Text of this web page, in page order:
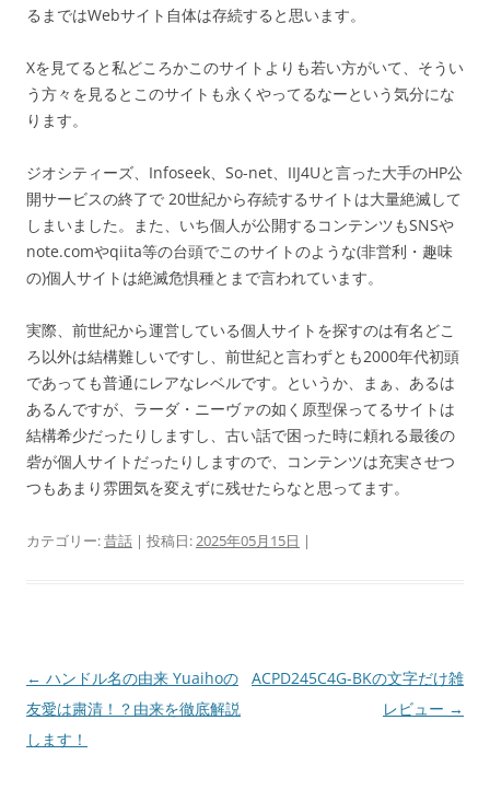
るまではWebサイト自体は存続すると思います。
Xを見てると私どころかこのサイトよりも若い方がいて、そうい
う方々を見るとこのサイトも永くやってるなーという気分にな
ります。
ジオシティーズ、Infoseek、So-net、IIJ4Uと言った大手のHP公
開サービスの終了で 20世紀から存続するサイトは大量絶滅して
しまいました。また、いち個人が公開するコンテンツもSNSや
note.comやqiita等の台頭でこのサイトのような(非営利・趣味
の)個人サイトは絶滅危惧種とまで言われています。
実際、前世紀から運営している個人サイトを探すのは有名どこ
ろ以外は結構難しいですし、前世紀と言わずとも2000年代初頭
であっても普通にレアなレベルです。というか、まぁ、あるは
あるんですが、ラーダ・ニーヴァの如く原型保ってるサイトは
結構希少だったりしますし、古い話で困った時に頼れる最後の
砦が個人サイトだったりしますので、コンテンツは充実させつ
つもあまり雰囲気を変えずに残せたらなと思ってます。
カテゴリー:昔話 | 投稿日:2025年05月15日 |
投
稿
ナ
← ハンドル名の由来 Yuaihoの
友愛は粛清！？由来を徹底解説
します！
ACPD245C4G-BKの文字だけ雑
レビュー →